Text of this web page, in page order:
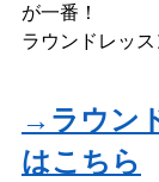
が一番！
ラウンドレッ
→ラウン
はこちら